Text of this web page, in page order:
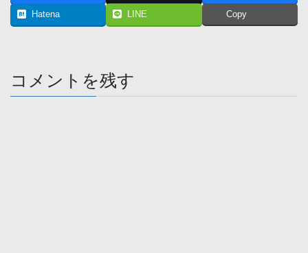
Hatena LINE Copy
コメントを残す